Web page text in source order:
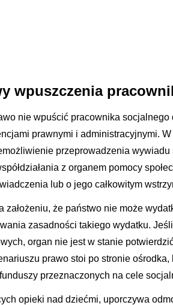
wpuszczenia
nie wpuścić pracownika
prawnymi i administracyjnymi.
przeprowadzenia
z organem pomocy
lub o jego całkowitym
założeniu, że państwo nie może
zasadności takiego wydatku.
organ nie jest w stanie
prawo stoi po stronie
przeznaczonych na cele
opieki nad dziećmi, uporczywa